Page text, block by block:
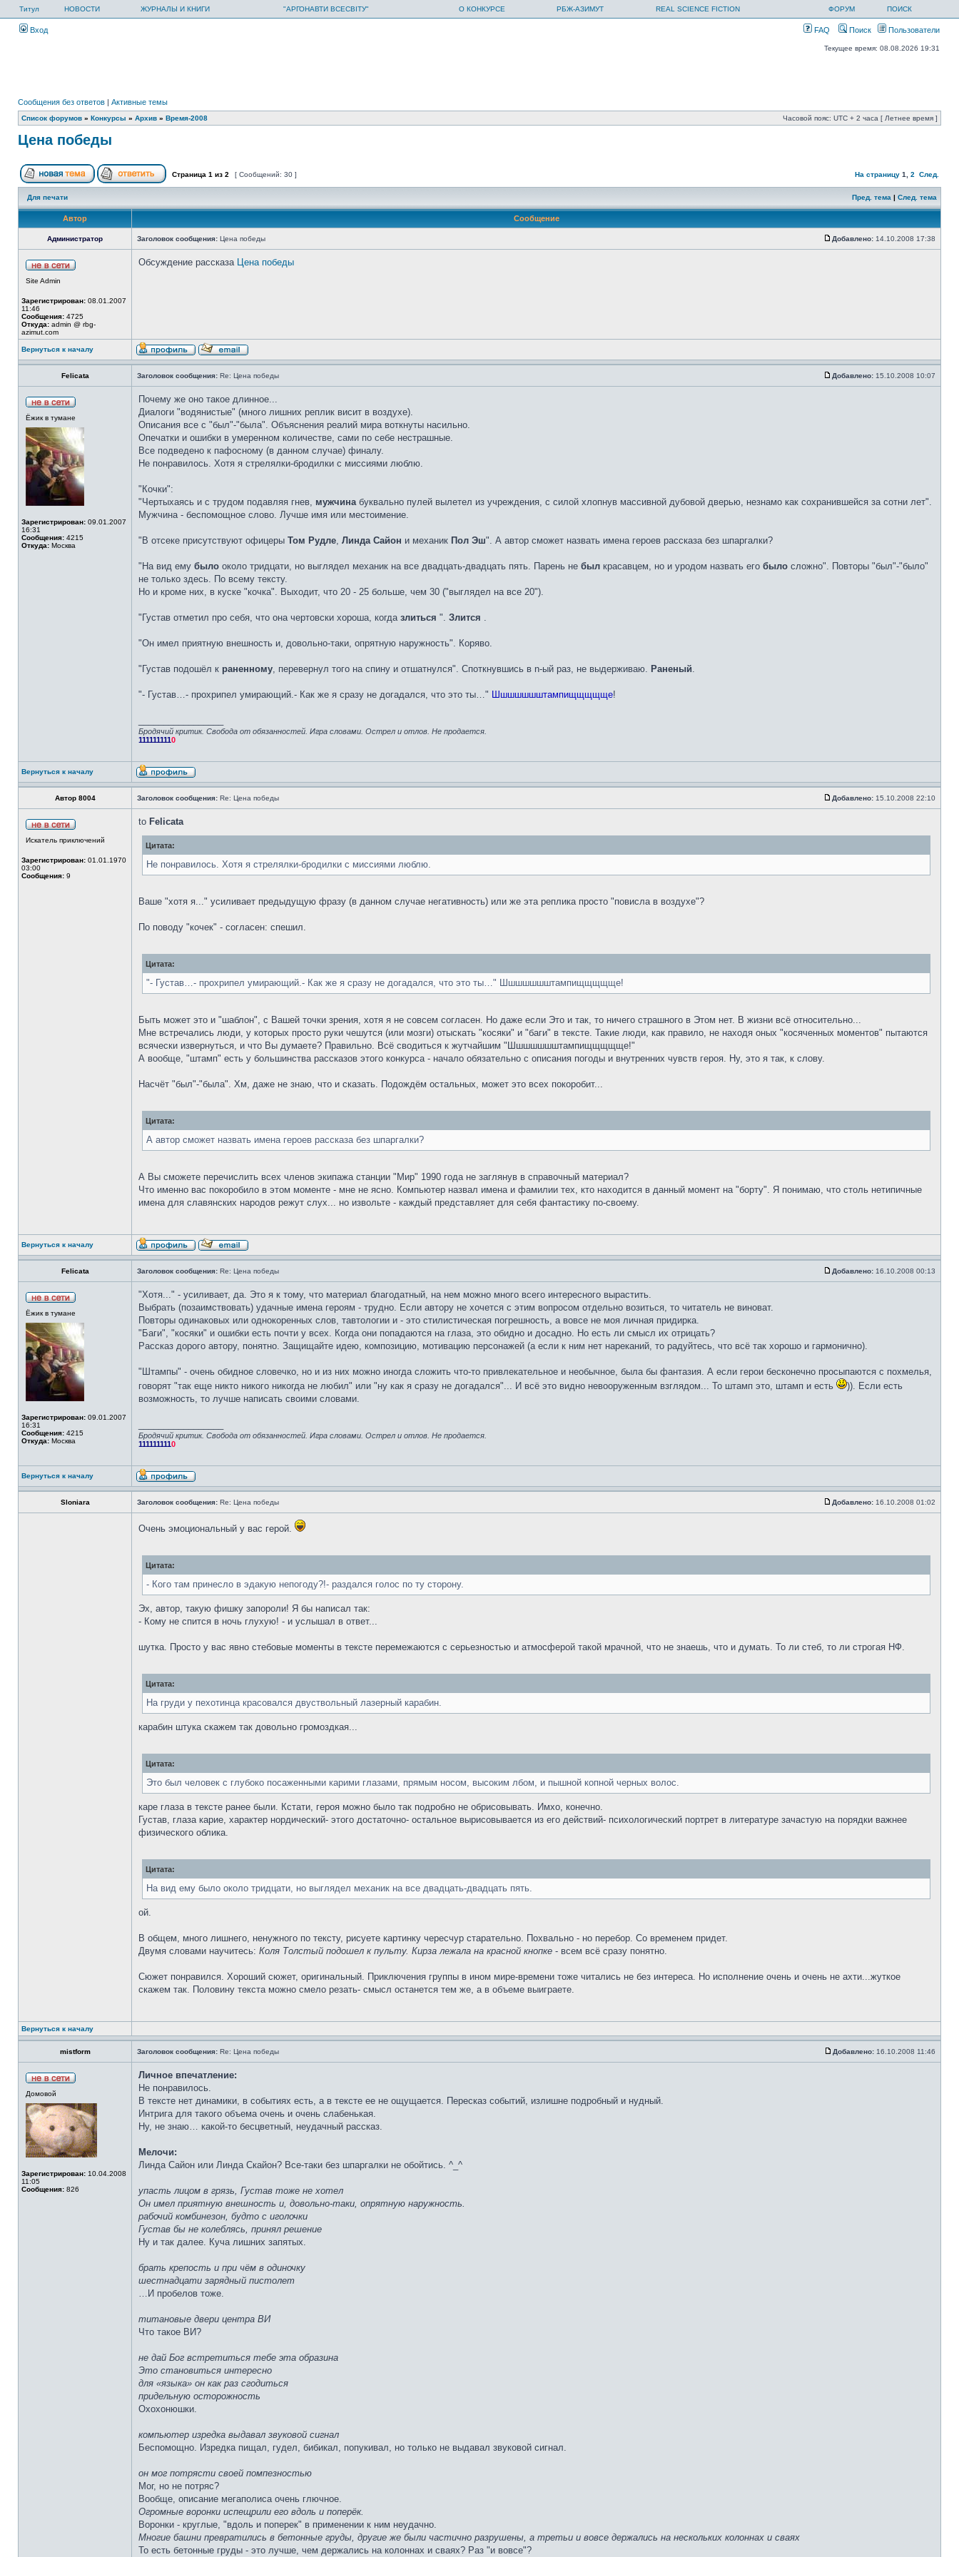
Титул НОВОСТИ ЖУРНАЛЫ И КНИГИ "АРГОНАВТИ ВСЕСВІТУ" О КОНКУРСЕ РБЖ-АЗИМУТ REAL SCIENCE FICTION ФОРУМ ПОИСК
Вход FAQ Поиск Пользователи
Текущее время: 08.08.2026 19:31
Сообщения без ответов | Активные темы
Список форумов » Конкурсы » Архив » Время-2008 Часовой пояс: UTC + 2 часа [ Летнее время ]
Цена победы
Страница 1 из 2 [ Сообщений: 30 ] На страницу 1 2 След.
Для печати Пред. тема | След. тема
Автор Сообщение
Администратор Заголовок сообщения: Цена победы Добавлено: 14.10.2008 17:38
Site Admin
Зарегистрирован: 08.01.2007
11:46
Сообщения: 4725
Откуда: admin @ rbg-
azimut.com
Обсуждение рассказа Цена победы
Вернуться к началу
Felicata Заголовок сообщения: Re: Цена победы Добавлено: 15.10.2008 10:07
Ёжик в тумане
Зарегистрирован: 09.01.2007
16:31
Сообщения: 4215
Откуда: Москва
Почему же оно такое длинное...
Диалоги "водянистые" (много лишних реплик висит в воздухе).
Описания все с "был"-"была". Объяснения реалий мира воткнуты насильно.
Опечатки и ошибки в умеренном количестве, сами по себе нестрашные.
Все подведено к пафосному (в данном случае) финалу.
Не понравилось. Хотя я стрелялки-бродилки с миссиями люблю.
"Кочки":
"Чертыхаясь и с трудом подавляя гнев, мужчинабуквально пулей вылетел из учреждения, с силой хлопнув массивной дубовой дверью, незнамо как сохранившейся за сотни лет".
Мужчина - беспомощное слово. Лучше имя или местоимение.
"В отсеке присутствуют офицеры Том Рудле, Линда Сайон и механик Пол Эш". А автор сможет назвать имена героев рассказа без шпаргалки?
"На вид ему было около тридцати, но выглядел механик на все двадцать-двадцать пять. Парень не был красавцем, но и уродом назвать его было сложно". Повторы "был"-"было"
не только здесь. По всему тексту.
Но и кроме них, в куске "кочка". Выходит, что 20 - 25 больше, чем 30 ("выглядел на все 20").
"Густав отметил про себя, что она чертовски хороша, когда злиться ". Злится .
"Он имел приятную внешность и, довольно-таки, опрятную наружность". Коряво.
"Густав подошёл к раненному, перевернул того на спину и отшатнулся". Споткнувшись в n-ый раз, не выдерживаю. Раненый.
"- Густав…- прохрипел умирающий.- Как же я сразу не догадался, что это ты…" Шшшшшшштампищщщщще!
Бродячий критик. Свобода от обязанностей. Игра словами. Острел и отлов. Не продается.
1111111110
Вернуться к началу
Автор 8004 Заголовок сообщения: Re: Цена победы Добавлено: 15.10.2008 22:10
Искатель приключений
Зарегистрирован: 01.01.1970
03:00
Сообщения: 9
to Felicata
Цитата:
Не понравилось. Хотя я стрелялки-бродилки с миссиями люблю.
Ваше "хотя я..." усиливает предыдущую фразу (в данном случае негативность) или же эта реплика просто "повисла в воздухе"?
По поводу "кочек" - согласен: спешил.
Цитата:
"- Густав…- прохрипел умирающий.- Как же я сразу не догадался, что это ты…" Шшшшшшштампищщщщще!
Быть может это и "шаблон", с Вашей точки зрения, хотя я не совсем согласен. Но даже если Это и так, то ничего страшного в Этом нет. В жизни всё относительно...
Мне встречались люди, у которых просто руки чешутся (или мозги) отыскать "косяки" и "баги" в тексте. Такие люди, как правило, не находя оных "косяченных моментов" пытаются
всячески извернуться, и что Вы думаете? Правильно. Всё сводиться к жутчайшим "Шшшшшшштампищщщщще!"
А вообще, "штамп" есть у большинства рассказов этого конкурса - начало обязательно с описания погоды и внутренних чувств героя. Ну, это я так, к слову.
Насчёт "был"-"была". Хм, даже не знаю, что и сказать. Подождём остальных, может это всех покоробит...
Цитата:
А автор сможет назвать имена героев рассказа без шпаргалки?
А Вы сможете перечислить всех членов экипажа станции "Мир" 1990 года не заглянув в справочный материал?
Что именно вас покоробило в этом моменте - мне не ясно. Компьютер назвал имена и фамилии тех, кто находится в данный момент на "борту". Я понимаю, что столь нетипичные
имена для славянских народов режут слух... но извольте - каждый представляет для себя фантастику по-своему.
Вернуться к началу
Felicata Заголовок сообщения: Re: Цена победы Добавлено: 16.10.2008 00:13
Ёжик в тумане
Зарегистрирован: 09.01.2007
16:31
Сообщения: 4215
Откуда: Москва
"Хотя..." - усиливает, да. Это я к тому, что материал благодатный, на нем можно много всего интересного вырастить.
Выбрать (позаимствовать) удачные имена героям - трудно. Если автору не хочется с этим вопросом отдельно возиться, то читатель не виноват.
Повторы одинаковых или однокоренных слов, тавтологии и - это стилистическая погрешность, а вовсе не моя личная придирка.
"Баги", "косяки" и ошибки есть почти у всех. Когда они попадаются на глаза, это обидно и досадно. Но есть ли смысл их отрицать?
Рассказ дорого автору, понятно. Защищайте идею, композицию, мотивацию персонажей (а если к ним нет нареканий, то радуйтесь, что всё так хорошо и гармонично).
"Штампы" - очень обидное словечко, но и из них можно иногда сложить что-то привлекательное и необычное, была бы фантазия. А если герои бесконечно просыпаются с похмелья,
говорят "так еще никто никого никогда не любил" или "ну как я сразу не догадался"... И всё это видно невооруженным взглядом... То штамп это, штамп и есть
)). Если есть
возможность, то лучше написать своими словами.
Бродячий критик. Свобода от обязанностей. Игра словами. Острел и отлов. Не продается.
1111111110
Вернуться к началу
Sloniara Заголовок сообщения: Re: Цена победы Добавлено: 16.10.2008 01:02
Очень эмоциональный у вас герой.
Цитата:
- Кого там принесло в эдакую непогоду?!- раздался голос по ту сторону.
Эх, автор, такую фишку запороли! Я бы написал так:
- Кому не спится в ночь глухую! - и услышал в ответ...
шутка. Просто у вас явно стебовые моменты в тексте перемежаются с серьезностью и атмосферой такой мрачной, что не знаешь, что и думать. То ли стеб, то ли строгая НФ.
Цитата:
На груди у пехотинца красовался двуствольный лазерный карабин.
карабин штука скажем так довольно громоздкая...
Цитата:
Это был человек с глубоко посаженными карими глазами, прямым носом, высоким лбом, и пышной копной черных волос.
каре глаза в тексте ранее были. Кстати, героя можно было так подробно не обрисовывать. Имхо, конечно.
Густав, глаза карие, характер нордический- этого достаточно- остальное вырисовывается из его действий- психологический портрет в литературе зачастую на порядки важнее
физического облика.
Цитата:
На вид ему было около тридцати, но выглядел механик на все двадцать-двадцать пять.
ой.
В общем, много лишнего, ненужного по тексту, рисуете картинку чересчур старательно. Похвально - но перебор. Со временем придет.
Двумя словами научитесь: Коля Толстый подошел к пульту. Кирза лежала на красной кнопке - всем всё сразу понятно.
Сюжет понравился. Хороший сюжет, оригинальный. Приключения группы в ином мире-времени тоже читались не без интереса. Но исполнение очень и очень не ахти...жуткое
скажем так. Половину текста можно смело резать- смысл останется тем же, а в объеме выиграете.
Вернуться к началу
mistform Заголовок сообщения: Re: Цена победы Добавлено: 16.10.2008 11:46
Домовой
Зарегистрирован: 10.04.2008
11:05
Сообщения: 826
Личное впечатление:
Не понравилось.
В тексте нет динамики, в событиях есть, а в тексте ее не ощущается. Пересказ событий, излишне подробный и нудный.
Интрига для такого объема очень и очень слабенькая.
Ну, не знаю… какой-то бесцветный, неудачный рассказ.
Мелочи:
Линда Сайон или Линда Скайон? Все-таки без шпаргалки не обойтись. ^_^
упасть лицом в грязь, Густав тоже не хотел
Он имел приятную внешность и, довольно-таки, опрятную наружность.
рабочий комбинезон, будто с иголочки
Густав бы не колеблясь, принял решение
Ну и так далее. Куча лишних запятых.
брать крепость и при чём в одиночку
шестнадцати зарядный пистолет
…И пробелов тоже.
титановые двери центра ВИ
Что такое ВИ?
не дай Бог встретиться тебе эта образина
Это становиться интересно
для «языка» он как раз сгодиться
придельную осторожность
Охохонюшки.
компьютер изредка выдавал звуковой сигнал
Беспомощно. Изредка пищал, гудел, бибикал, попукивал, но только не выдавал звуковой сигнал.
он мог потрясти своей помпезностью
Мог, но не потряс?
Вообще, описание мегаполиса очень глючное.
Огромные воронки испещрили его вдоль и поперёк.
Воронки - круглые, "вдоль и поперек" в применении к ним неудачно.
Многие башни превратились в бетонные груды, другие же были частично разрушены, а третьи и вовсе держались на нескольких колоннах и сваях
То есть бетонные груды - это лучше, чем держались на колоннах и сваях? Раз "и вовсе"?